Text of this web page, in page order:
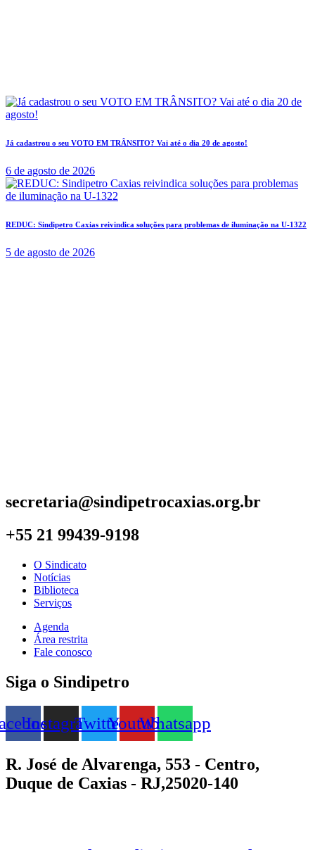
Já cadastrou o seu VOTO EM TRÂNSITO? Vai até o dia 20 de agosto!
6 de agosto de 2026
REDUC: Sindipetro Caxias reivindica soluções para problemas de iluminação na U-1322
5 de agosto de 2026
secretaria@sindipetrocaxias.org.br
+55 21 99439-9198
O Sindicato
Notícias
Biblioteca
Serviços
Agenda
Área restrita
Fale conosco
Siga o Sindipetro
InstagramTwitterYoutubeWhatsapp
R. José de Alvarenga, 553 - Centro,
Duque de Caxias - RJ,25020-140